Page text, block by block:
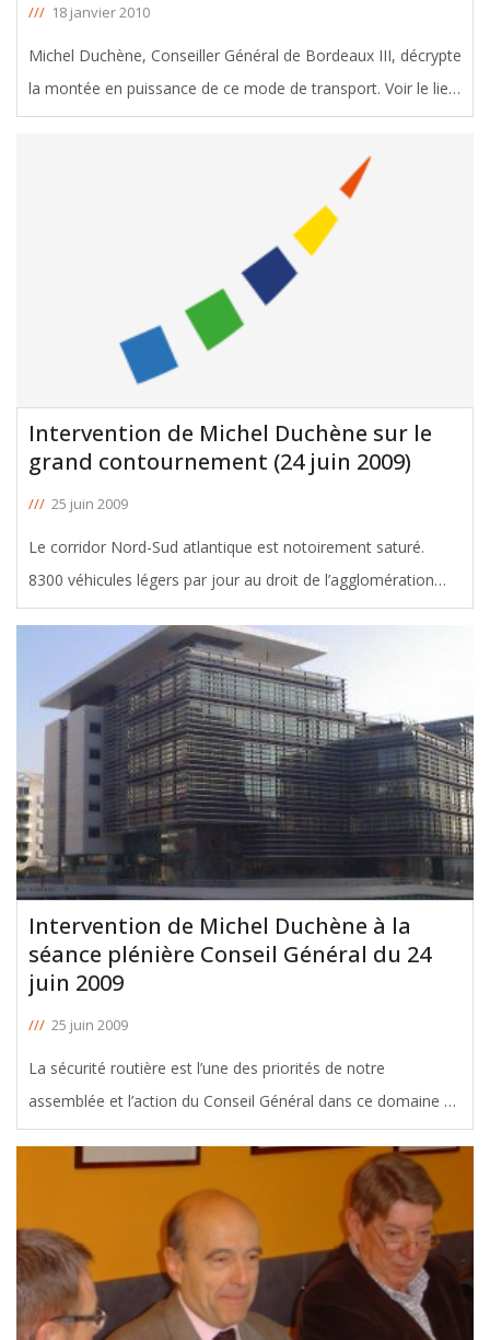
/// 18 janvier 2010
Michel Duchène, Conseiller Général de Bordeaux III, décrypte
la montée en puissance de ce mode de transport. Voir le lien
vers l'article de Sud Ouest du 18/01/2010
Intervention de Michel Duchène sur le
grand contournement (24 juin 2009)
/// 25 juin 2009
Le corridor Nord-Sud atlantique est notoirement saturé.
8300 véhicules légers par jour au droit de l’agglomération
bordelaise, 6000 poids lourds par jour (chiffres 2003). Si l’on
se situait dans les perspectives de croissance indéfinie et
Intervention de Michel Duchène à la
séance plénière Conseil Général du 24
juin 2009
/// 25 juin 2009
La sécurité routière est l’une des priorités de notre
assemblée et l’action du Conseil Général dans ce domaine se
veut éducative et de sensibilisation. Par ailleurs, le réseau
Transgironde est l’outil de transport terrestre le plus [ … ]